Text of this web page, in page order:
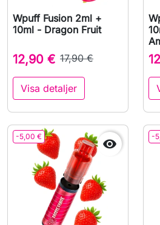
Wpuff Fusion 2ml +
10ml - Dragon Fruit
12,90 € 17,90 €
Visa detaljer
-5,00 €  -